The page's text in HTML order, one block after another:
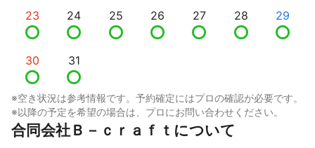
23 24 25 26 27 28 29
30 31
※空き状況は参考情報です。予約確定にはプロの確認が必要です。
※以降の予定を希望の場合は、プロにお問い合わせください。
合同会社Ｂ－ｃｒａｆｔについて